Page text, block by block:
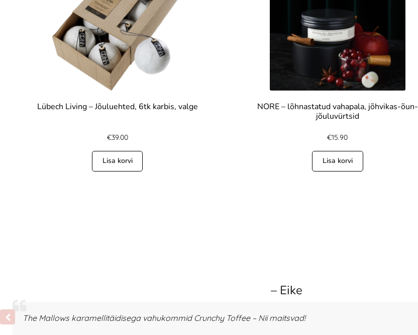
Lübech Living – Jõuluehted, 6tk karbis, valge
€39.00
Lisa korvi
NORE – lõhnastatud vahapala, jõhvikas-õun-
jõuluvürtsid
€15.90
Lisa korvi
– Eike
The Mallows karamellitäidisega vahukommid Crunchy Toffee – Nii maitsvad!